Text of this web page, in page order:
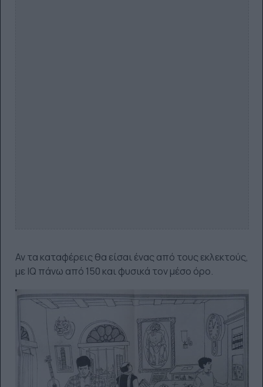
Αν τα καταφέρεις θα είσαι ένας από τους εκλεκτούς,
με IQ πάνω από 150 και φυσικά τον μέσο όρο.